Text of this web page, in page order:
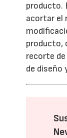
producto.
acortar el
producto,
recorte
de diseño